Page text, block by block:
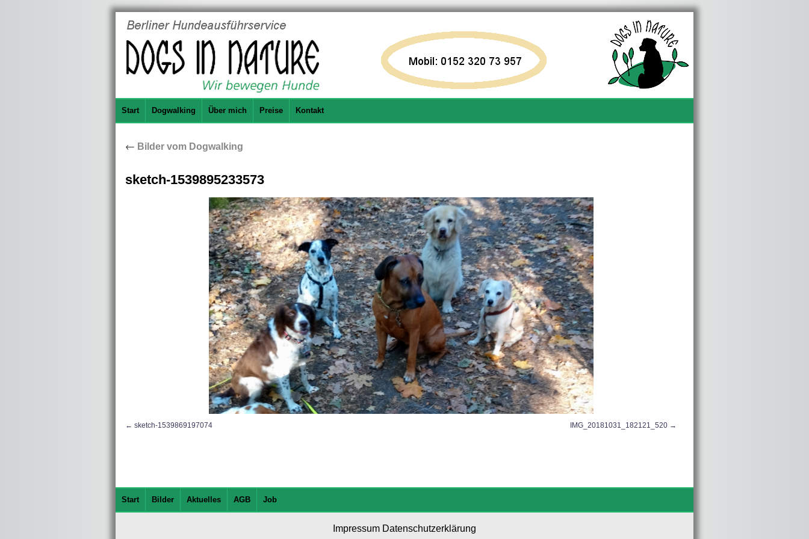
Start Dogwalking Über mich Preise Kontakt
← Bilder vom Dogwalking
sketch-1539895233573
sketch-1539869197074 IMG_20181031_182121_520
Start Bilder Aktuelles AGB Job
Impressum Datenschutzerklärung